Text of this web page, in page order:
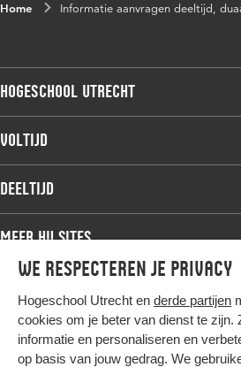
We respecteren je privacy
Hogeschool Utrecht en derde partijen
cookies om je beter van dienst te zijn.
informatie en personaliseren en
op basis van jouw gedrag. We
Home Informatie aanvragen deeltijd,
Hogeschool Utrecht
Voltijdopleidingen
Deeltijdopleidingen
Onderzoek
Werken bij de HU
Contact
Voltijd
Associate degree
Bachelor
Master
Studiekeuze voltijd
Deeltijd
Associate degree
Bachelor
Master
Post-master
Meer HU sites
HU International
HU Bibliotheek
HU Ontwikkelt
Hier komt alles